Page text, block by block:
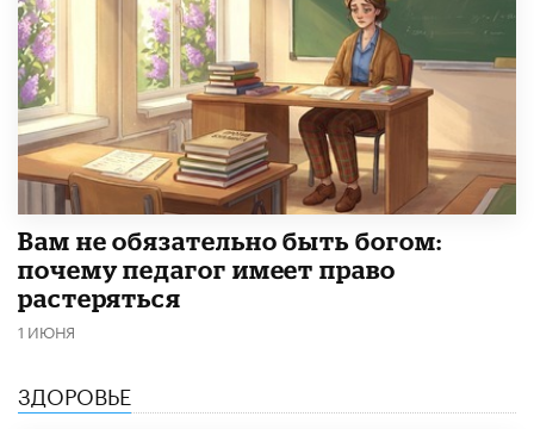
​Вам не обязательно быть богом:
почему педагог имеет право
растеряться
1 ИЮНЯ
ЗДОРОВЬЕ